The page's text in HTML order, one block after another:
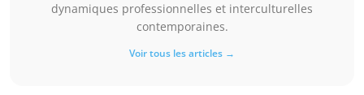
dynamiques professionnelles et interculturelles
contemporaines.
Voir tous les articles →